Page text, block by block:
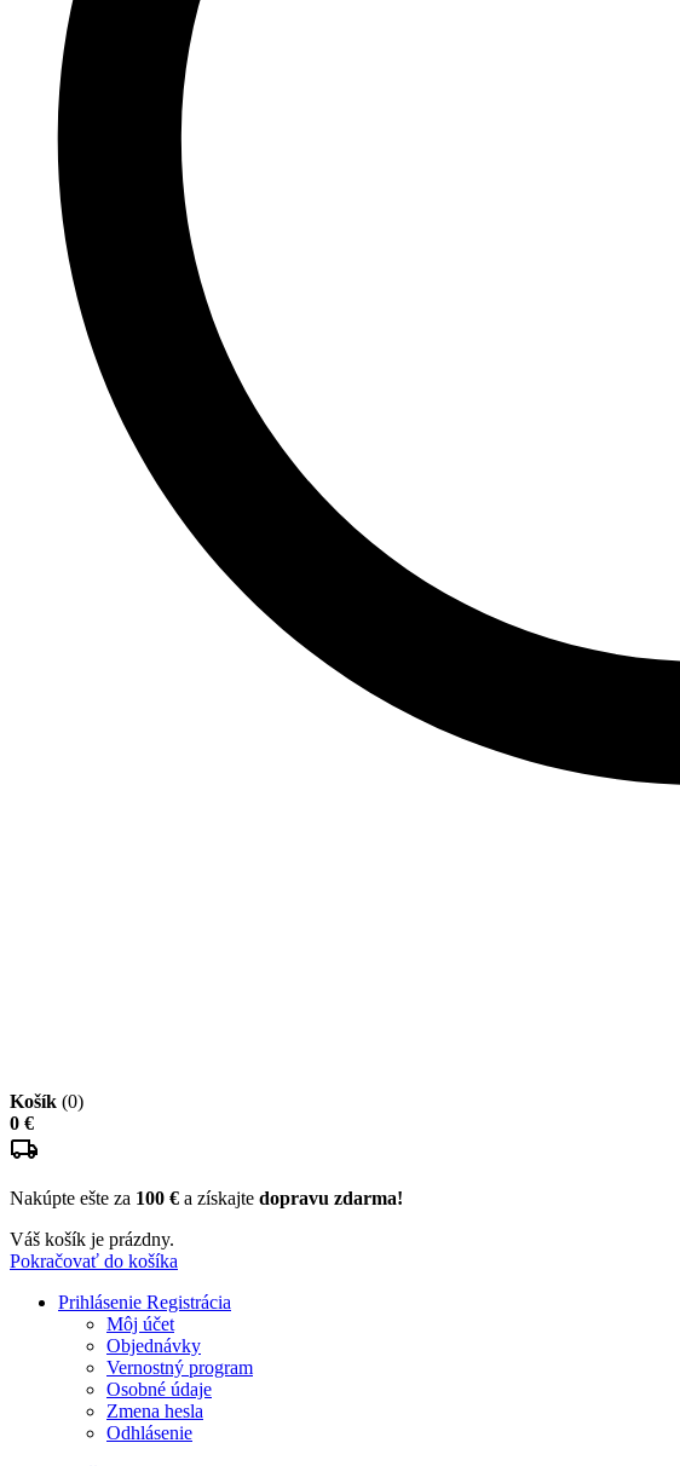
Košík (0)
0 €
Nakúpte ešte za 100 € a získajte dopravu zdarma!
Váš košík je prázdny.
Pokračovať do košíka
Prihlásenie Registrácia
Môj účet
Objednávky
Vernostný program
Osobné údaje
Zmena hesla
Odhlásenie